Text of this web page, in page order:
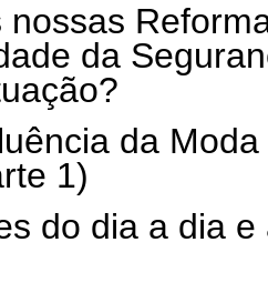
nossas
da
da
1)
do dia a dia